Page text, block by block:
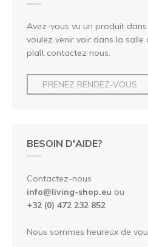
Avez-vous vu un produit
voulez venir voir dans la salle
plaît contactez nous.
PRENEZ RENDEZ-VOUS
BESOIN D'AIDE?
Contactez-nous
info@living-shop.eu ou
+32 (0) 472 232 852
Nous sommes heureux de